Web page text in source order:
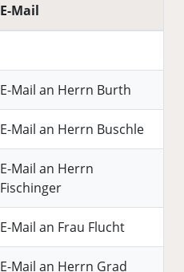
E-Mail
E-Mail an Herrn Burth
E-Mail an Herrn Buschle
E-Mail an Herrn
Fischinger
E-Mail an Frau Flucht
E-Mail an Herrn Grad